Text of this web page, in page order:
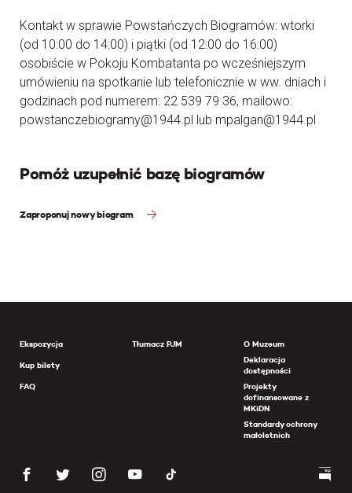
Kontakt w sprawie Powstańczych Biogramów: wtorki
(od 10:00 do 14:00) i piątki (od 12:00 do 16:00)
osobiście w Pokoju Kombatanta po wcześniejszym
umówieniu na spotkanie lub telefonicznie w ww. dniach i
godzinach pod numerem: 22 539 79 36, mailowo:
powstanczebiogramy@1944.pl lub mpalgan@1944.pl
Pomóż uzupełnić bazę biogramów
Zaproponuj nowy biogram
Ekspozycja
Kup bilety
FAQ
Tłumacz PJM
O Muzeum
Deklaracja
dostępności
Projekty
dofinansowane z
MKiDN
Standardy ochrony
małoletnich